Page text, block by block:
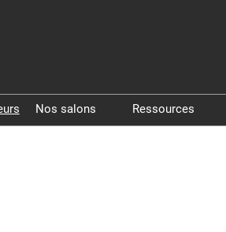
Nos salons Ressources